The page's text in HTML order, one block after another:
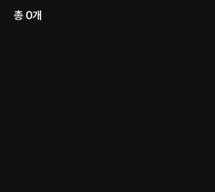
총 0개